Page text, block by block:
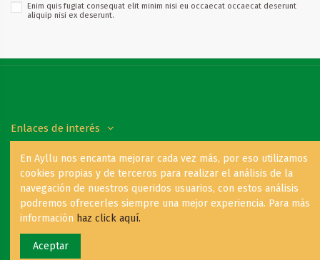
Enim quis fugiat consequat elit minim nisi eu occaecat occaecat deserunt
aliquip nisi ex deserunt.
Enlaces de interés
Contáctanos
Copyright © 2021 Ayllu Hilos y Piedras - By:
En Ayllu nos encanta mejorar cada vez más, por eso utilizamos
cookies propias y de terceros para realizar el análisis de la
navegación de nuestros queridos usuarios, con estos análisis
podremos ofrecerles siempre una mejor experiencia. Para más
información haz click aquí.
Aceptar